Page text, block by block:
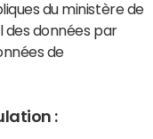
du ministère de
des données par
de
: